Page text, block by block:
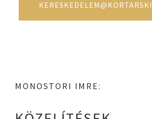
MONOSTORI IMRE: